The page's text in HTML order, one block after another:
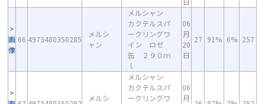
画
像
66 4973480350285
メルシ
ャン
メルシャン
カクテルスパ
ークリングワ
イン ロゼ
缶 ２９０ｍ
ｌ
06
月
20
日
27 91% 6% 257
メルシ
メルシャン
カクテルスパ
ークリングワ
06
月